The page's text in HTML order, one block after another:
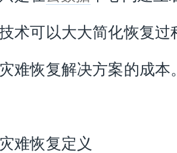
术可以大大简化恢复过
难恢复解决方案的成本
难恢复定义